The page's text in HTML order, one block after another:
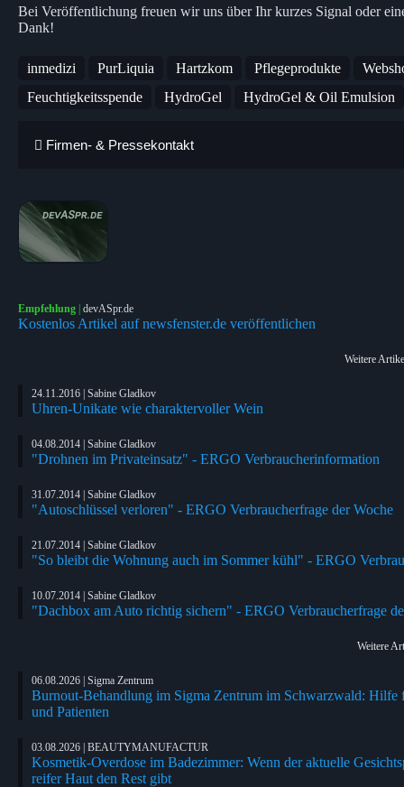
Bei Veröffentlichung freuen wir uns über Ihr kurzes Signal oder
Dank!
inmedizi PurLiquia Hartzkom Pflegeprodukte
Feuchtigkeitsspende
HydroGel HydroGel & Oil Emulsion
Firmen- & Pressekontakt
Empfehlung | devASpr.de
Kostenlos Artikel auf newsfenster.de veröffentlichen
Weitere
24.11.2016 | Sabine Gladkov
Uhren-Unikate wie charaktervoller Wein
04.08.2014 | Sabine Gladkov
"Drohnen im Privateinsatz" - ERGO Verbraucherinformation
31.07.2014 | Sabine Gladkov
"Autoschlüssel verloren" - ERGO Verbraucherfrage der Woche
21.07.2014 | Sabine Gladkov
"So bleibt die Wohnung auch im Sommer kühl" - ERGO
10.07.2014 | Sabine Gladkov
"Dachbox am Auto richtig sichern" - ERGO Verbraucherfrage
Weitere
06.08.2026 | Sigma Zentrum
Burnout-Behandlung im Sigma Zentrum im Schwarzwald: Hilfe
und Patienten
03.08.2026 | BEAUTYMANUFACTUR
Kosmetik-Overdose im Badezimmer: Wenn der aktuelle
reifer Haut den Rest gibt